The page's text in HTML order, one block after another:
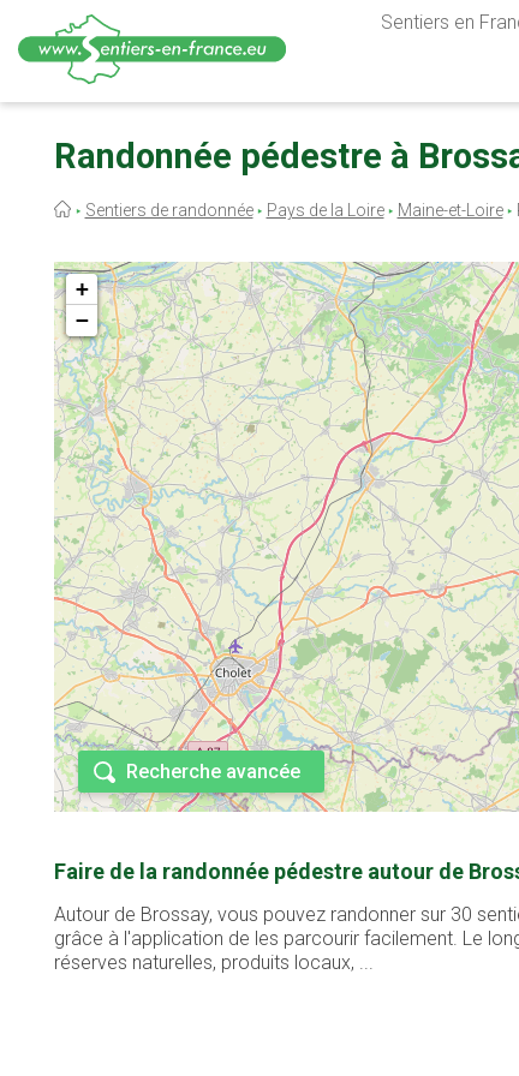
contenu
Sentiers en
Randonnée pédestre à
Fil
Sentiers de randonnée Pays de la Loire Maine-et-Loire
+
−
Recherche avancée
Faire de la randonnée pédestre autour de
Autour de Brossay, vous pouvez randonner sur 30
grâce à l'application de les parcourir facilement. Le
réserves naturelles, produits locaux, ...